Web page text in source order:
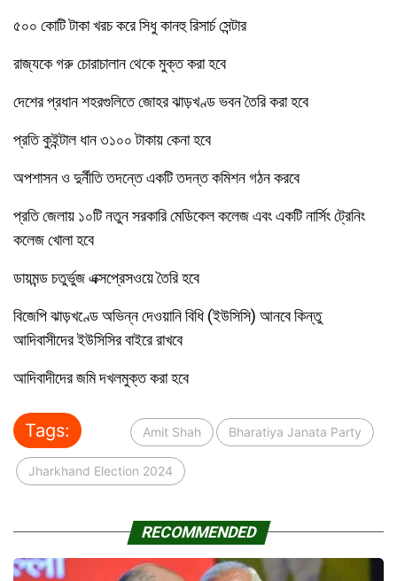
৫০০ কোটি টাকা খরচ করে সিধু কানহু রিসার্চ সেন্টার
রাজ্যকে গরু চোরাচালান থেকে মুক্ত করা হবে
দেশের প্রধান শহরগুলিতে জোহর ঝাড়খণ্ড ভবন তৈরি করা হবে
প্রতি কুইন্টাল ধান ৩১০০ টাকায় কেনা হবে
অপশাসন ও দুর্নীতি তদন্তে একটি তদন্ত কমিশন গঠন করবে
প্রতি জেলায় ১০টি নতুন সরকারি মেডিকেল কলেজ এবং একটি নার্সিং ট্রেনিং
কলেজ খোলা হবে
ডায়মন্ড চতুর্ভুজ এক্সপ্রেসওয়ে তৈরি হবে
বিজেপি ঝাড়খণ্ডে অভিন্ন দেওয়ানি বিধি (ইউসিসি) আনবে কিন্তু
আদিবাসীদের ইউসিসির বাইরে রাখবে
আদিবাদীদের জমি দখলমুক্ত করা হবে
Tags: Amit Shah Bharatiya Janata Party
Jharkhand Election 2024
RECOMMENDED